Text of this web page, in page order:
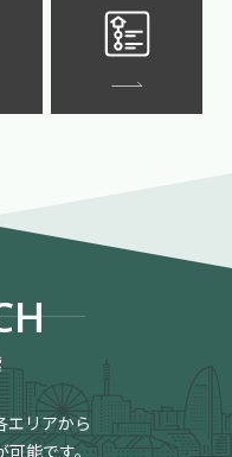
エリアから
可能です。